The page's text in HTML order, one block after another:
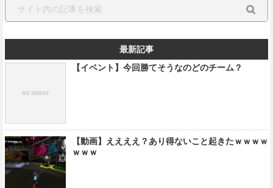
最新記事
【イベント】今回勝てそうなのどのチーム？
【動画】ええええ？あり得ないこと起きたｗｗｗｗ
ｗｗｗ